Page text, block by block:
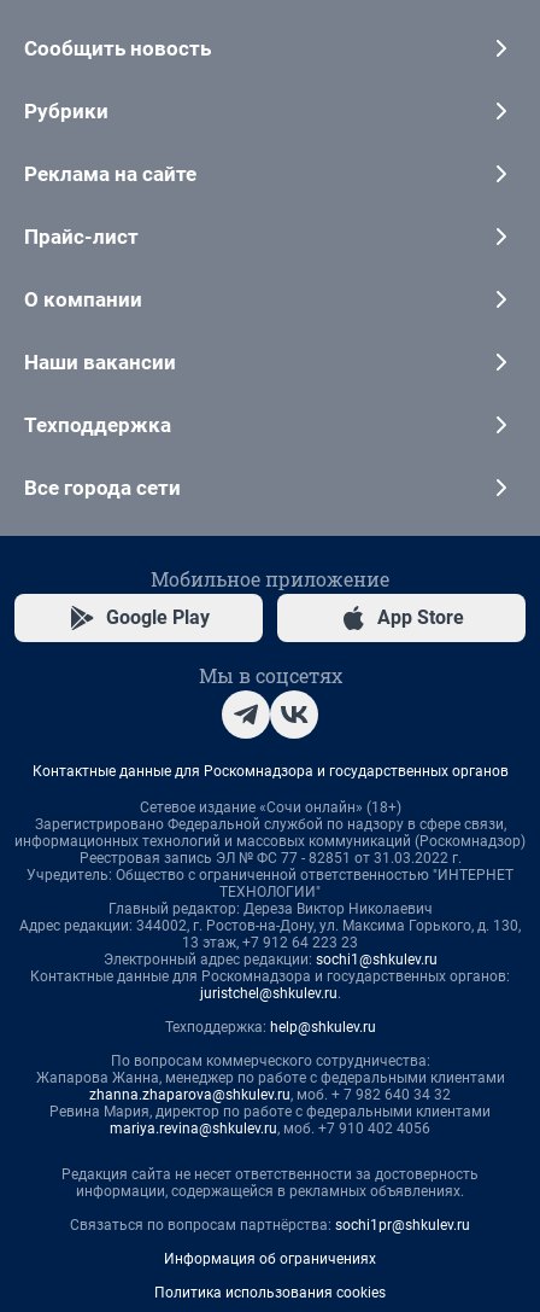
Сообщить новость
Рубрики
Реклама на сайте
Прайс-лист
О компании
Наши вакансии
Техподдержка
Все города сети
Мобильное приложение
Google Play App Store
Мы в соцсетях
Контактные данные для Роскомнадзора и государственных органов
Сетевое издание «Сочи онлайн» (18+)
Зарегистрировано Федеральной службой по надзору в сфере связи,
информационных технологий и массовых коммуникаций (Роскомнадзор)
Реестровая запись ЭЛ № ФС 77 - 82851 от 31.03.2022 г.
Учредитель: Общество с ограниченной ответственностью "ИНТЕРНЕТ
ТЕХНОЛОГИИ"
Главный редактор: Дереза Виктор Николаевич
Адрес редакции: 344002, г. Ростов-на-Дону, ул. Максима Горького, д. 130,
13 этаж, +7 912 64 223 23
Электронный адрес редакции: sochi1@shkulev.ru
Контактные данные для Роскомнадзора и государственных органов:
juristchel@shkulev.ru.
Техподдержка: help@shkulev.ru
По вопросам коммерческого сотрудничества:
Жапарова Жанна, менеджер по работе с федеральными клиентами
zhanna.zhaparova@shkulev.ru, моб. + 7 982 640 34 32
Ревина Мария, директор по работе с федеральными клиентами
mariya.revina@shkulev.ru, моб. +7 910 402 4056
Редакция сайта не несет ответственности за достоверность
информации, содержащейся в рекламных объявлениях.
Связаться по вопросам партнёрства: sochi1pr@shkulev.ru
Информация об ограничениях
Политика использования cookies